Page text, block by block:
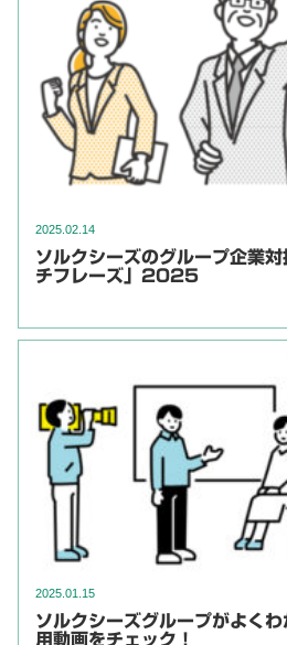
2025.02.14
ソルクシーズのグループ企業
チフレーズ」2025
2025.01.15
ソルクシーズグループがよく
用動画をチェック！